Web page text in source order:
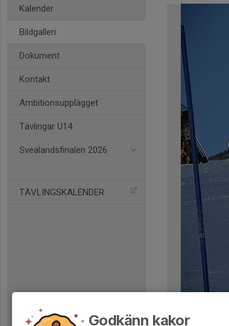
Kalender
Bildgalleri
Dokument
Kontakt
Ambitionsupplägget
Tävlingar U14
Svealandsfinalen 2026
TÄVLINGSKALENDER
Kommentarer
Godkänn kakor